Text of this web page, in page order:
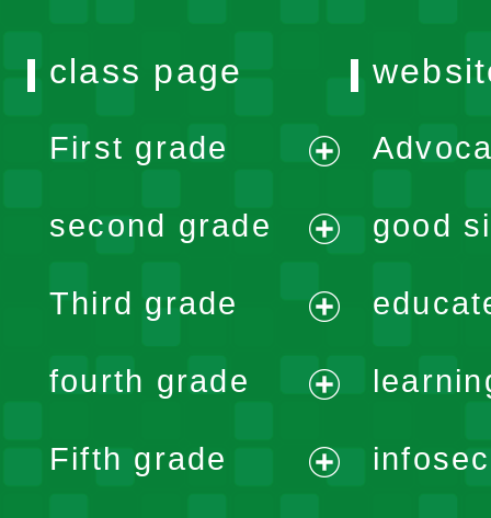
class page
First grade
menu
second grade
menu
Third grade
menu
fourth grade
menu
Fifth grade
good